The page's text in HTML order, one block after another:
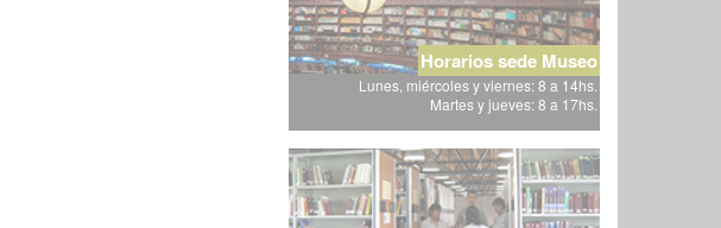
Horarios sede Museo
Lunes, miércoles y viernes: 8 a 14hs.
Martes y jueves: 8 a 17hs.